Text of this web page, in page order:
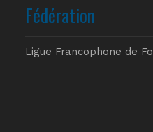
Fédération
Ligue Francophone de